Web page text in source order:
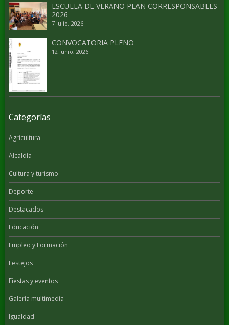
ESCUELA DE VERANO PLAN CORRESPONSABLES
2026
7 julio, 2026
CONVOCATORIA PLENO
12 junio, 2026
Categorías
Agricultura
Alcaldía
Cultura y turismo
Deporte
Destacados
Educación
Empleo y Formación
Festejos
Fiestas y eventos
Galería multimedia
Igualdad